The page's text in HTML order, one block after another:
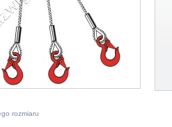
rozmiaru